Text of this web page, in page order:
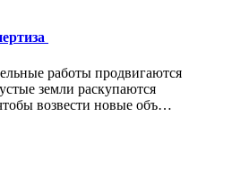
работы продвигаются
земли раскупаются
возвести новые объ…